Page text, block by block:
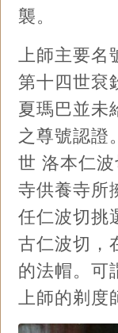
襲。
上師主要
第十四世袞
夏瑪巴並未
之尊號認證
世 洛本仁
寺供養寺所
任仁波切挑
古仁波切，
的法帽。可
上師的剃度